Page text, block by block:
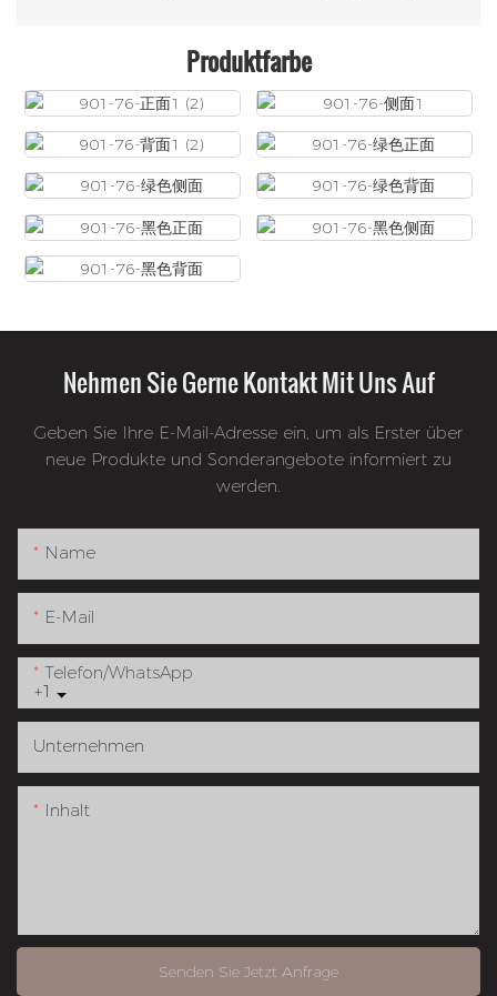
Produktfarbe
Nehmen Sie Gerne Kontakt Mit Uns Auf
Geben Sie Ihre E-Mail-Adresse ein, um als Erster über
neue Produkte und Sonderangebote informiert zu
werden.
Name
E-Mail
+1
Telefon/WhatsApp
Unternehmen
Inhalt
Senden Sie Jetzt Anfrage